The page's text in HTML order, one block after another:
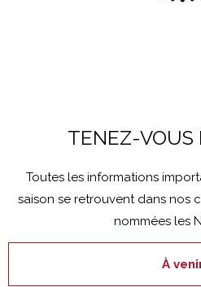
TENEZ-VOUS
Toutes les informations
saison se retrouvent dans nos
nommées les
À